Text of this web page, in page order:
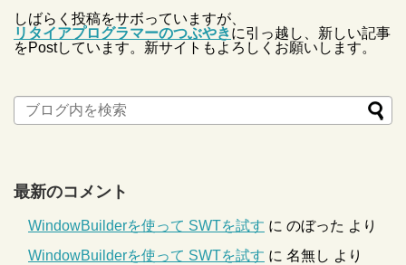
しばらく投稿をサボっていますが、
リタイアプログラマーのつぶやきに引っ越し、新しい記事
をPostしています。新サイトもよろしくお願いします。
最新のコメント
WindowBuilderを使って SWTを試す に のぼった より
WindowBuilderを使って SWTを試す に 名無し より